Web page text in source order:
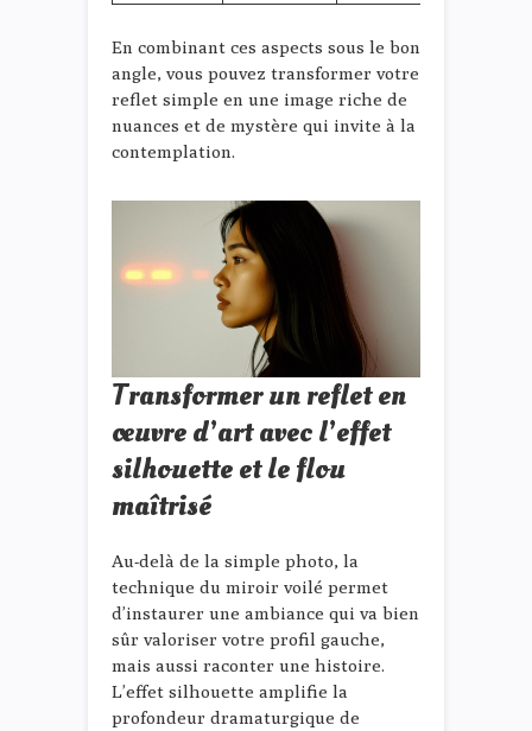
En combinant ces aspects sous le bon
angle, vous pouvez transformer votre
reflet simple en une image riche de
nuances et de mystère qui invite à la
contemplation.
Transformer un reflet en
œuvre d’art avec l’effet
silhouette et le flou
maîtrisé
Au-delà de la simple photo, la
technique du miroir voilé permet
d’instaurer une ambiance qui va bien
sûr valoriser votre profil gauche,
mais aussi raconter une histoire.
L’effet silhouette amplifie la
profondeur dramaturgique de